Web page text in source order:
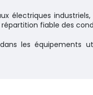
électriques
fiable des
les équipements